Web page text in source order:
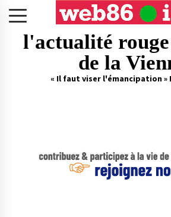
l'actualité
de la
« Il faut viser l'émancipation »